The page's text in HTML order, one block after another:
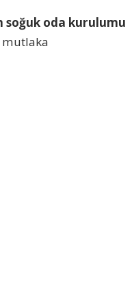
oda kurulumu
mutlaka